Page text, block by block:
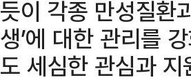
듯이 각종 만성질환
생’에 대한 관리를
도 세심한 관심과